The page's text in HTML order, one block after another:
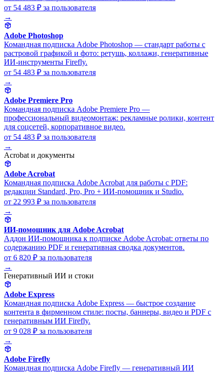
от 54 483 ₽ за пользователя
→
Adobe Photoshop
Командная подписка Adobe Photoshop — стандарт работы с
растровой графикой и фото: ретушь, коллажи, генеративные
ИИ-инструменты Firefly.
от 54 483 ₽ за пользователя
→
Adobe Premiere Pro
Командная подписка Adobe Premiere Pro —
профессиональный видеомонтаж: рекламные ролики, контент
для соцсетей, корпоративное видео.
от 54 483 ₽ за пользователя
→
Acrobat и документы
Adobe Acrobat
Командная подписка Adobe Acrobat для работы с PDF:
редакции Standard, Pro, Pro + ИИ-помощник и Studio.
от 22 993 ₽ за пользователя
→
ИИ-помощник для Adobe Acrobat
Аддон ИИ-помощника к подписке Adobe Acrobat: ответы по
содержанию PDF и генеративная сводка документов.
от 6 820 ₽ за пользователя
→
Генеративный ИИ и стоки
Adobe Express
Командная подписка Adobe Express — быстрое создание
контента в фирменном стиле: посты, баннеры, видео и PDF с
генеративным ИИ Firefly.
от 9 028 ₽ за пользователя
→
Adobe Firefly
Командная подписка Adobe Firefly — генеративный ИИ